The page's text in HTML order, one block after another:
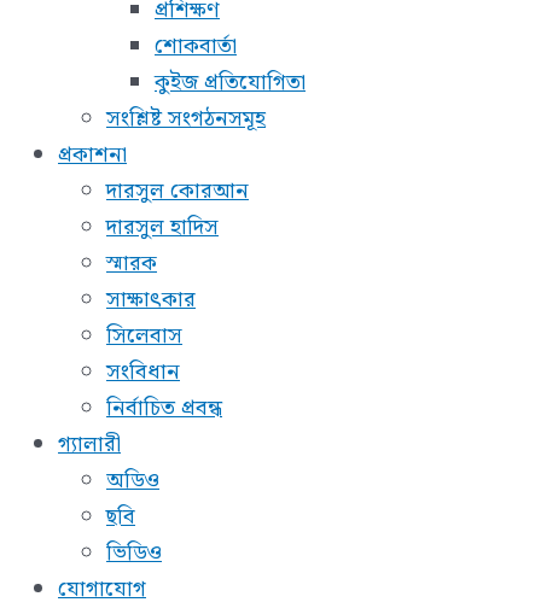
প্রশিক্ষণ
শোকবার্তা
কুইজ প্রতিযোগিতা
সংশ্লিষ্ট সংগঠনসমূহ
প্রকাশনা
দারসুল কোরআন
দারসুল হাদিস
স্মারক
সাক্ষাৎকার
সিলেবাস
সংবিধান
নির্বাচিত প্রবন্ধ
গ্যালারী
অডিও
ছবি
ভিডিও
যোগাযোগ